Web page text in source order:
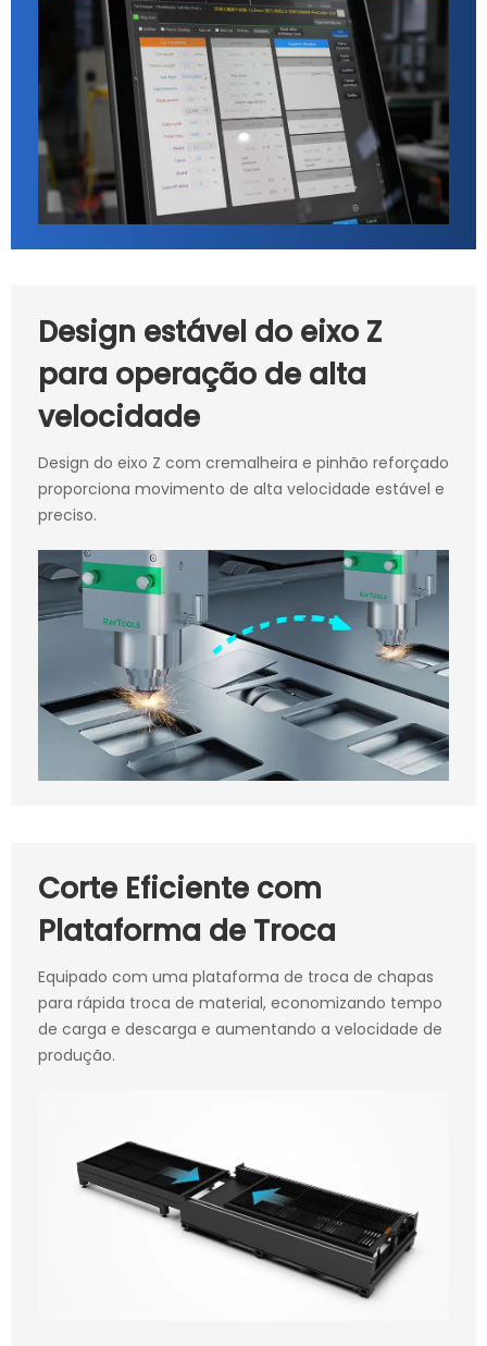
Design estável do eixo Z
para operação de alta
velocidade
Design do eixo Z com cremalheira e pinhão reforçado
proporciona movimento de alta velocidade estável e
preciso.
Corte Eficiente com
Plataforma de Troca
Equipado com uma plataforma de troca de chapas
para rápida troca de material, economizando tempo
de carga e descarga e aumentando a velocidade de
produção.